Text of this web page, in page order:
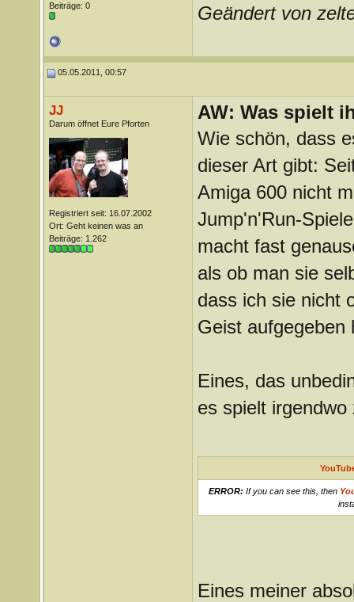
Beiträge: 0
Geändert von
05.05.2011, 00:57
JJ
Darum öffnet Eure Pforten
Registriert seit: 16.07.2002
Ort: Geht keinen was an
Beiträge: 1.262
AW: Was spielt
Wie schön, dass
dieser Art gibt:
Amiga 600 nicht
Jump'n'Run-
macht fast
als ob man sie
dass ich sie nicht
Geist aufgegeben
Eines, das
es spielt
ERROR: If you can see this, then
Eines meiner